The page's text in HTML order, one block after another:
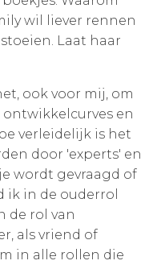
wil liever rennen
Laat haar
ook voor mij, om
en
verleidelijk is het
door 'experts' en
wordt gevraagd of
ik in de ouderrol
de rol van
als vriend of
in alle rollen die